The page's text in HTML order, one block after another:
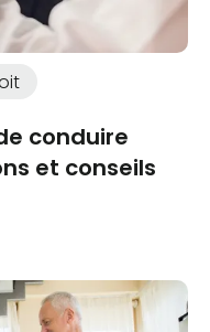
conduire
et conseils